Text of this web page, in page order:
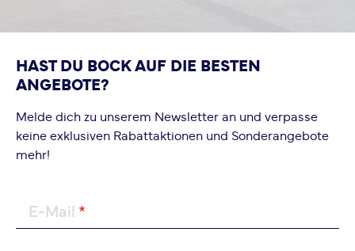
HAST DU BOCK AUF DIE BESTEN
ANGEBOTE?
Melde dich zu unserem Newsletter an und verpasse
keine exklusiven Rabattaktionen und Sonderangebote
mehr!
E-Mail